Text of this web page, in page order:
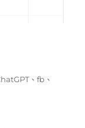
試算表 結合
、fb 、